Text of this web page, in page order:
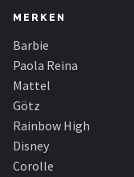
MERKEN
Barbie
Paola Reina
Mattel
Götz
Rainbow High
Disney
Corolle